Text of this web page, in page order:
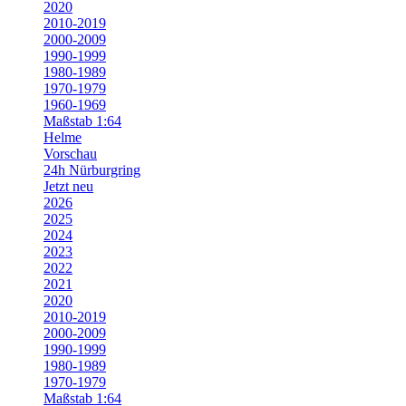
2020
2010-2019
2000-2009
1990-1999
1980-1989
1970-1979
1960-1969
Maßstab 1:64
Helme
Vorschau
24h Nürburgring
Jetzt neu
2026
2025
2024
2023
2022
2021
2020
2010-2019
2000-2009
1990-1999
1980-1989
1970-1979
Maßstab 1:64